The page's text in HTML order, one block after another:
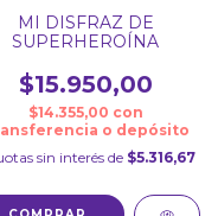
MI DISFRAZ DE
SUPERHEROÍNA
$15.950,00
$14.355,00 con
o depósito
sin interés de $5.316,67